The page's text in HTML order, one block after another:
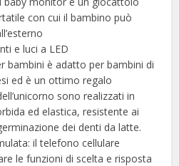
con cui il bambino può
e luci a LED
bambini è adatto per bambini di
ed è un ottimo regalo
sono realizzati in
ed elastica, resistente ai
dei denti da latte.
il telefono cellulare
le funzioni di scelta e risposta